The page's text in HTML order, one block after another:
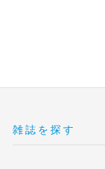
雑誌を探す